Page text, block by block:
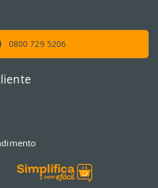
0800 729 5206